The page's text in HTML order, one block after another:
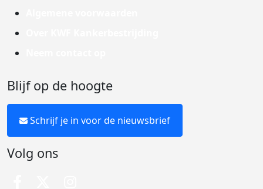
Blijf op de hoogte
Schrijf je in voor de nieuwsbrief
Volg ons